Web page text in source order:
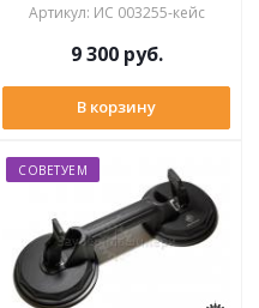
Артикул: ИС 003255-кейс
9 300руб.
В корзину
СОВЕТУЕМ